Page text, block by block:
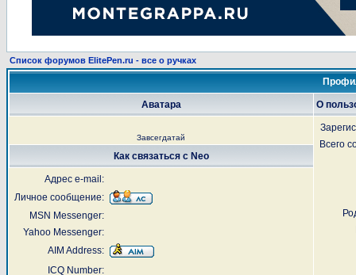
Список форумов ElitePen.ru - все о ручках
Аватара О
Завсегдатай
Всего
Как связаться с Neo
Адрес e-mail:
Личное сообщение:
MSN Messenger:
Yahoo Messenger:
AIM Address:
ICQ Number: